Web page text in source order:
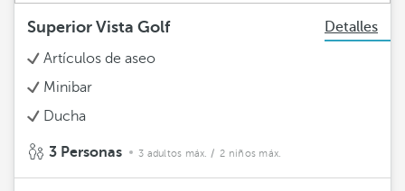
Superior Vista Golf
Detalles
Artículos de aseo
Minibar
Ducha
3 Personas 3 adultos máx. / 2 niños máx.